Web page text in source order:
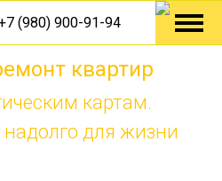
(980) 900-91-94
квартир
картам.
для жизни